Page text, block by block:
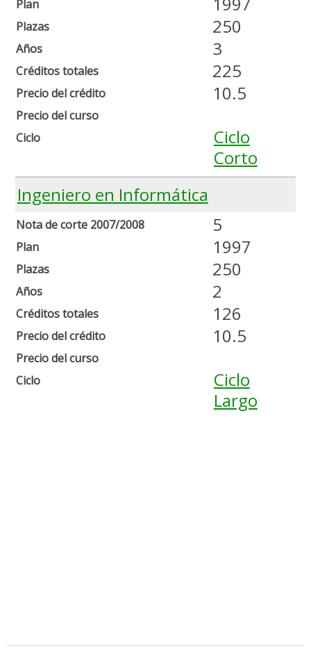
Plan
Plazas
Años
Créditos totales
Precio del crédito
Precio del curso
Ciclo
250
3
225
10.5
Ciclo
Corto
Ingeniero en Informática
Nota de corte 2007/2008
Plan
Plazas
Años
Créditos totales
Precio del crédito
Precio del curso
Ciclo
5
1997
250
2
126
10.5
Ciclo
Largo